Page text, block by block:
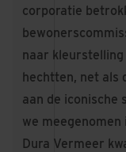
corporatie
naar
hechtten, net als
aan de iconische
we
Dura Vermeer